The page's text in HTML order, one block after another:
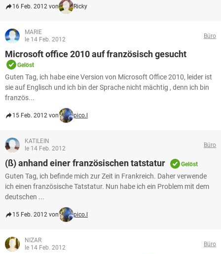
16 Feb. 2012 von Ricky
MARIE
le 14 Feb. 2012
Büro
Microsoft office 2010 auf französisch gesucht
Gelöst
Guten Tag, ich habe eine Version von Microsoft Office 2010, leider ist
sie auf Englisch und ich bin der Sprache nicht mächtig , denn ich bin
französ...
15 Feb. 2012 von pico.l
KATILEIN
le 14 Feb. 2012
Büro
(ß) anhand einer französischen tatstatur Gelöst
Guten Tag, ich befinde mich zur Zeit in Frankreich. Daher verwende
ich einen französische Tatstatur. Nun habe ich ein Problem mit dem
deutschen ...
15 Feb. 2012 von pico.l
NIZAR
le 14 Feb. 2012
Büro